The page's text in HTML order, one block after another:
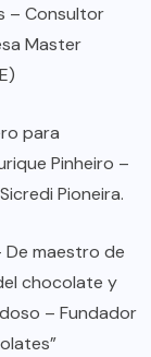
– Consultor
Master
para
Pinheiro –
Pioneira.
De maestro de
chocolate y
– Fundador